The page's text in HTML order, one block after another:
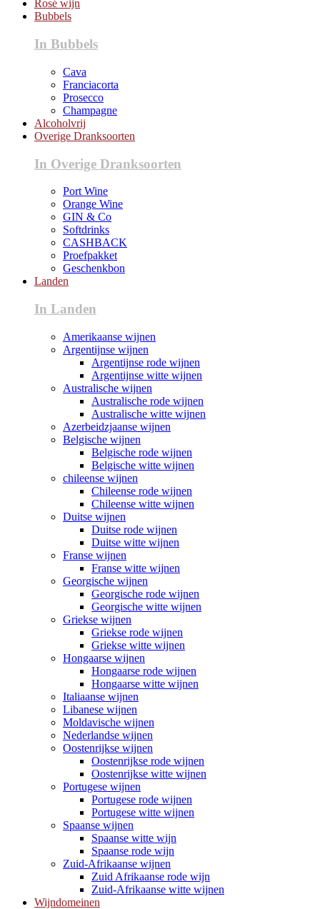
Rosé wijn
Bubbels
In Bubbels
Cava
Franciacorta
Prosecco
Champagne
Alcoholvrij
Overige Dranksoorten
In Overige Dranksoorten
Port Wine
Orange Wine
GIN & Co
Softdrinks
CASHBACK
Proefpakket
Geschenkbon
Landen
In Landen
Amerikaanse wijnen
Argentijnse wijnen
Argentijnse rode wijnen
Argentijnse witte wijnen
Australische wijnen
Australische rode wijnen
Australische witte wijnen
Azerbeidzjaanse wijnen
Belgische wijnen
Belgische rode wijnen
Belgische witte wijnen
chileense wijnen
Chileense rode wijnen
Chileense witte wijnen
Duitse wijnen
Duitse rode wijnen
Duitse witte wijnen
Franse wijnen
Franse witte wijnen
Georgische wijnen
Georgische rode wijnen
Georgische witte wijnen
Griekse wijnen
Griekse rode wijnen
Griekse witte wijnen
Hongaarse wijnen
Hongaarse rode wijnen
Hongaarse witte wijnen
Italiaanse wijnen
Libanese wijnen
Moldavische wijnen
Nederlandse wijnen
Oostenrijkse wijnen
Oostenrijkse rode wijnen
Oostenrijkse witte wijnen
Portugese wijnen
Portugese rode wijnen
Portugese witte wijnen
Spaanse wijnen
Spaanse witte wijn
Spaanse rode wijn
Zuid-Afrikaanse wijnen
Zuid Afrikaanse rode wijn
Zuid-Afrikaanse witte wijnen
Wijndomeinen